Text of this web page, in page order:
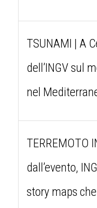
TSUNAMI | A
dell’INGV sul
nel
TERREMOTO
dall’evento,
story maps